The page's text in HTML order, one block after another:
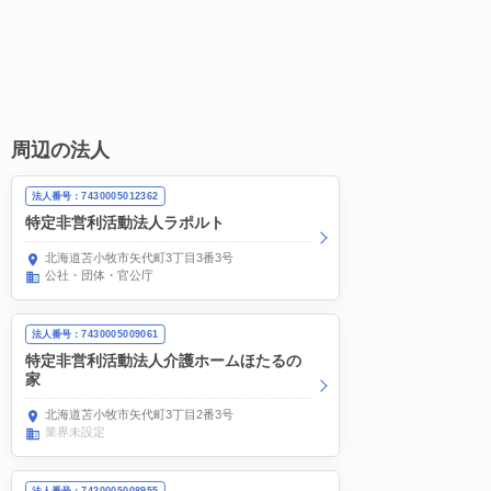
周辺の法人
法人番号：7430005012362
特定非営利活動法人ラポルト
北海道苫小牧市矢代町3丁目3番3号
公社・団体・官公庁
法人番号：7430005009061
特定非営利活動法人介護ホームほたるの
家
北海道苫小牧市矢代町3丁目2番3号
業界未設定